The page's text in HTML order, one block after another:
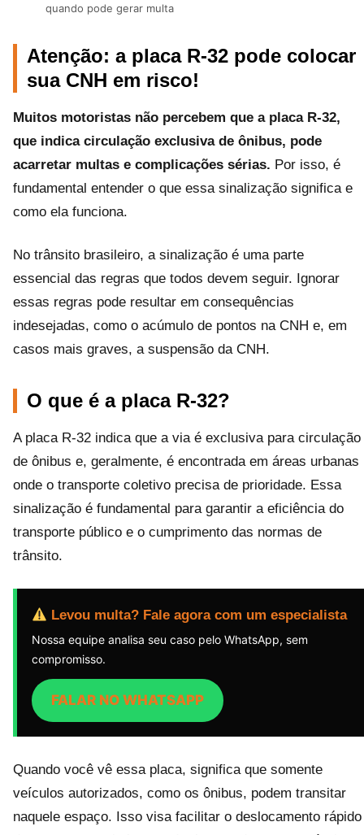
quando pode gerar multa
Atenção: a placa R-32 pode colocar
sua CNH em risco!
Muitos motoristas não percebem que a placa R-32,
que indica circulação exclusiva de ônibus, pode
acarretar multas e complicações sérias. Por isso, é
fundamental entender o que essa sinalização significa e
como ela funciona.
No trânsito brasileiro, a sinalização é uma parte
essencial das regras que todos devem seguir. Ignorar
essas regras pode resultar em consequências
indesejadas, como o acúmulo de pontos na CNH e, em
casos mais graves, a suspensão da CNH.
O que é a placa R-32?
A placa R-32 indica que a via é exclusiva para circulação
de ônibus e, geralmente, é encontrada em áreas urbanas
onde o transporte coletivo precisa de prioridade. Essa
sinalização é fundamental para garantir a eficiência do
transporte público e o cumprimento das normas de
trânsito.
Levou multa? Fale agora com um especialista
Nossa equipe analisa seu caso pelo WhatsApp, sem
compromisso.
FALAR NO WHATSAPP
Quando você vê essa placa, significa que somente
veículos autorizados, como os ônibus, podem transitar
naquele espaço. Isso visa facilitar o deslocamento rápido